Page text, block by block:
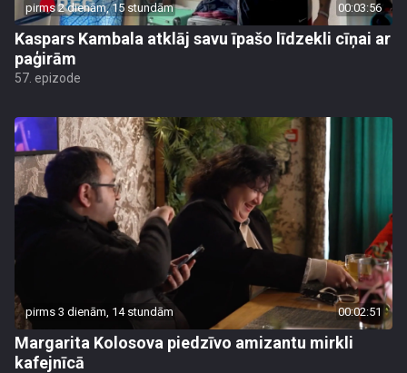
pirms 2 dienām, 15 stundām 00:03:56
Kaspars Kambala atklāj savu īpašo līdzekli cīņai ar
paģirām
57. epizode
pirms 3 dienām, 14 stundām 00:02:51
Margarita Kolosova piedzīvo amizantu mirkli
kafejnīcā